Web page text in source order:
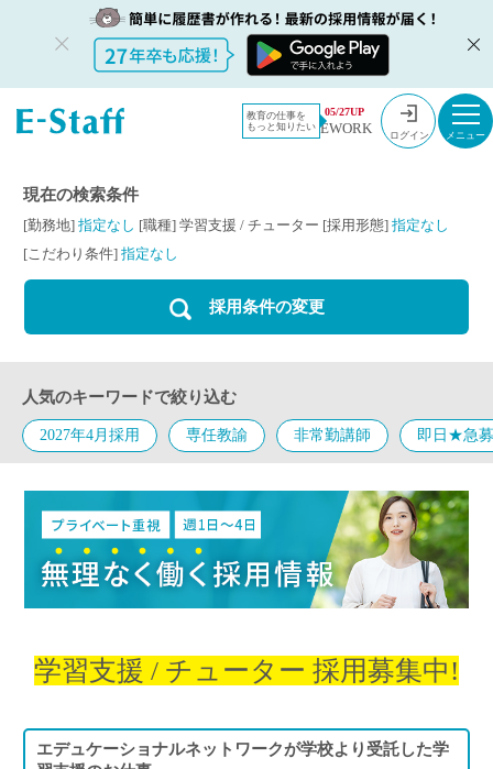
教育の仕事を
もっと知りたい
05/27UP
EWORK ログイン
教員採用情
報のイー・
TOP
学習支援 / チ
ューター
現在の検索条件
[勤務地] 指定なし [職種] 学習支援 / チューター [採用形態] 指定なし
[こだわり条件] 指定なし
採用条件の変更
人気のキーワードで絞り込む
2027年4月採用 専任教諭 非常勤講師 即日★急
学習支援 / チューター 採用募集中!
エデュケーショナルネットワークが学校より受託した学